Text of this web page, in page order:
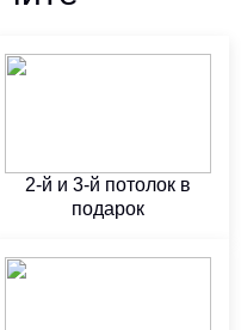
2-й и 3-й потолок в
подарок